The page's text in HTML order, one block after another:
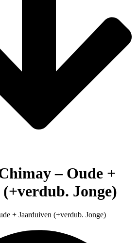
– Oude +
Jonge)
+ Jaarduiven (+verdub. Jonge)